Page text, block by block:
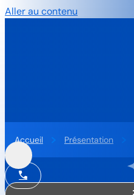
Aller au contenu
Accueil Présentation